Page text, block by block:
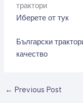
трактори
Иберете от тук
Български
качество
← Previous Post